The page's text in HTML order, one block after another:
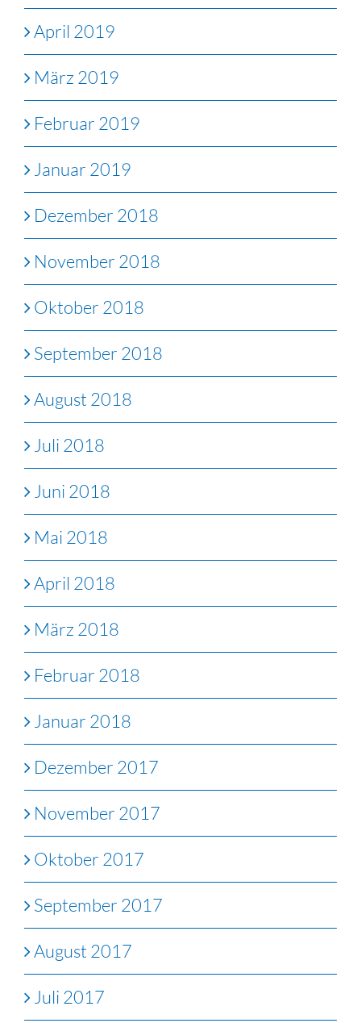
April 2019
März 2019
Februar 2019
Januar 2019
Dezember 2018
November 2018
Oktober 2018
September 2018
August 2018
Juli 2018
Juni 2018
Mai 2018
April 2018
März 2018
Februar 2018
Januar 2018
Dezember 2017
November 2017
Oktober 2017
September 2017
August 2017
Juli 2017